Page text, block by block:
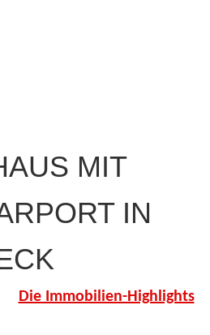
MIT
IN
Die Immobilien-Highlights